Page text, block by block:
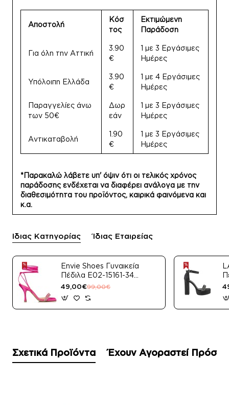
Αποστολή
Κόσ
τος
Εκτιμώμενη
Παράδοση
Για όλη την Αττική
3.90
€
1 με 3 Εργάσιμες
Ημέρες
Υπόλοιπη Ελλάδα
3.90
€
1 με 4 Εργάσιμες
Ημέρες
Παραγγελίες άνω
των 50€
Δωρ
εάν
1 με 3 Εργάσιμες
Ημέρες
Αντικαταβολή
1.90
€
1 με 3 Εργάσιμες
Ημέρες
*Παρακαλώ λάβετε υπ' όψιν ότι οι τελικός χρόνος
παράδοσης ενδέχεται να διαφέρει ανάλογα με την
διαθεσιμότητα του προϊόντος, καιρικά φαινόμενα και
κ.α.
Ίδιας Κατηγορίας Ίδιας Εταιρείας
Envie Shoes Γυναικεία
Πέδιλα E02-15161-34
Μαύρο Satin
49,00€99,00€
Σχετικά Προϊόντα Έχουν Αγοραστεί